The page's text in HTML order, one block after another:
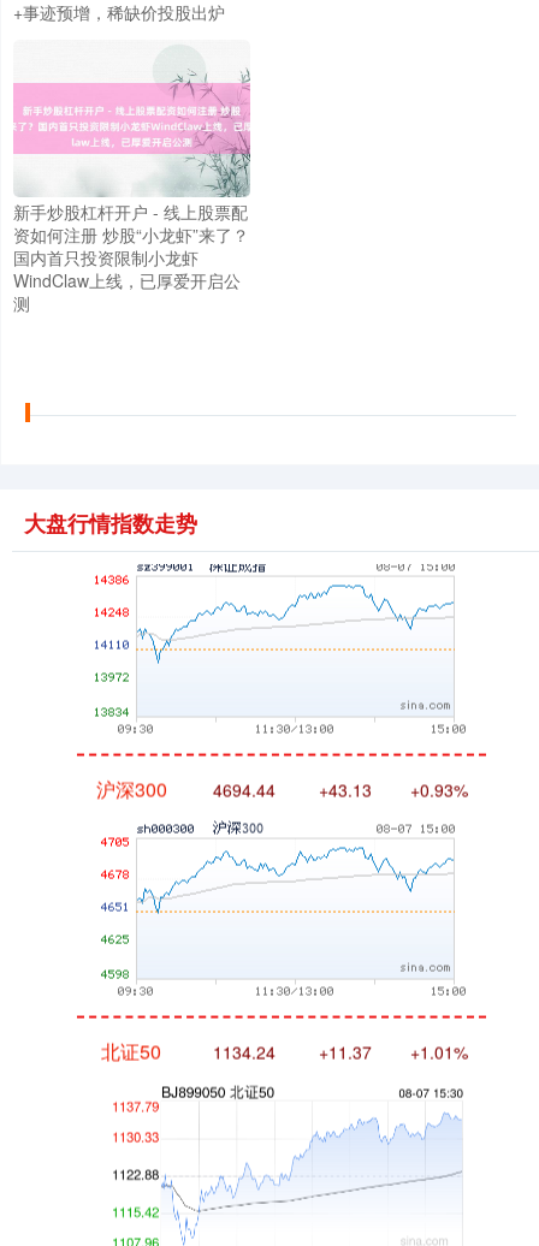
+事迹预增，稀缺价投股出炉
新手炒股杠杆开户 - 线上股票配
资如何注册 炒股“小龙虾”来了？
国内首只投资限制小龙虾
WindClaw上线，已厚爱开启公
测
大盘行情指数走势
上证综指 3940.04
沪深300 4694.44 +43.13 +0.93%
北证50 1134.24 +11.37 +1.01%